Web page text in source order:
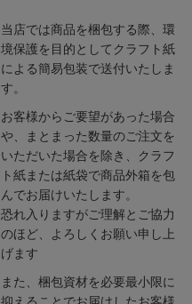
当店では商品を梱包する際、環
境保護を目的としてクラフト紙
による簡易包装で送付いたしま
す。
お客様からご要望があった場合
や、まとまった数量のご注文を
いただいた場合を除き、クラフ
ト紙または紙袋で商品外箱を包
んでお届けいたします。
恐れ入りますがご理解とご協力
のほど、よろしくお願い申し上
げます
また、梱包資材を必要最小限に